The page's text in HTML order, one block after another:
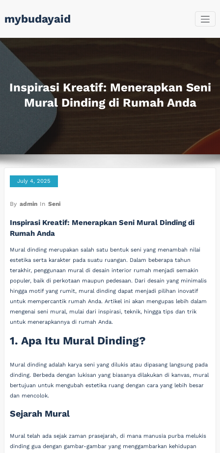
to
content
mybudayaid
Inspirasi Kreatif: Menerapkan Seni
Mural Dinding di Rumah Anda
July 4, 2025
By admin In Seni
Inspirasi Kreatif: Menerapkan Seni Mural Dinding di
Rumah Anda
Mural dinding merupakan salah satu bentuk seni yang menambah nilai
estetika serta karakter pada suatu ruangan. Dalam beberapa tahun
terakhir, penggunaan mural di desain interior rumah menjadi semakin
populer, baik di perkotaan maupun pedesaan. Dari desain yang minimalis
hingga motif yang rumit, mural dinding dapat menjadi pilihan inovatif
untuk mempercantik rumah Anda. Artikel ini akan mengupas lebih dalam
mengenai seni mural, mulai dari inspirasi, teknik, hingga tips dan trik
untuk menerapkannya di rumah Anda.
1. Apa Itu Mural Dinding?
Mural dinding adalah karya seni yang dilukis atau dipasang langsung pada
dinding. Berbeda dengan lukisan yang biasanya dilakukan di kanvas, mural
bertujuan untuk mengubah estetika ruang dengan cara yang lebih besar
dan mencolok.
Sejarah Mural
Mural telah ada sejak zaman prasejarah, di mana manusia purba melukis
dinding gua dengan gambar-gambar yang menggambarkan kehidupan